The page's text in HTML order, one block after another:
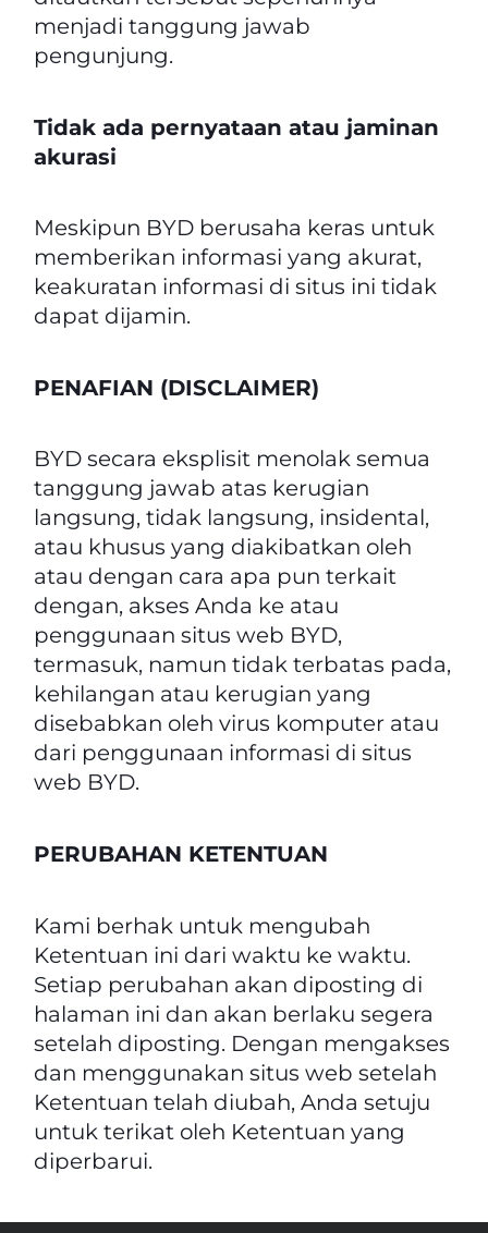
menjadi tanggung jawab
pengunjung.
Tidak ada pernyataan atau jaminan
akurasi
Meskipun BYD berusaha keras untuk
memberikan informasi yang akurat,
keakuratan informasi di situs ini tidak
dapat dijamin.
PENAFIAN (DISCLAIMER)
BYD secara eksplisit menolak semua
tanggung jawab atas kerugian
langsung, tidak langsung, insidental,
atau khusus yang diakibatkan oleh
atau dengan cara apa pun terkait
dengan, akses Anda ke atau
penggunaan situs web BYD,
termasuk, namun tidak terbatas pada,
kehilangan atau kerugian yang
disebabkan oleh virus komputer atau
dari penggunaan informasi di situs
web BYD.
PERUBAHAN KETENTUAN
Kami berhak untuk mengubah
Ketentuan ini dari waktu ke waktu.
Setiap perubahan akan diposting di
halaman ini dan akan berlaku segera
setelah diposting. Dengan mengakses
dan menggunakan situs web setelah
Ketentuan telah diubah, Anda setuju
untuk terikat oleh Ketentuan yang
diperbarui.